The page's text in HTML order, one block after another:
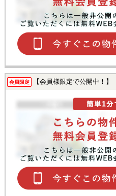
会員限定 【会員様限定で公開中！】